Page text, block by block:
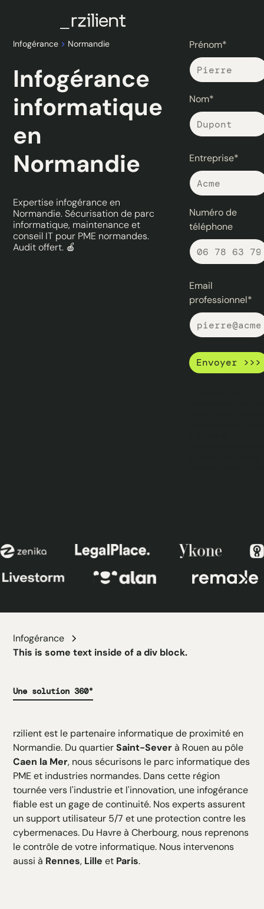
Infogérance Normandie
Infogérance
informatique
en
Normandie
Expertise infogérance en
Normandie. Sécurisation de parc
informatique, maintenance et
conseil IT pour PME normandes.
Audit offert. 🍎
Prénom*
Nom*
Entreprise*
Numéro de
téléphone
Email
professionnel*
Infogérance
This is some text inside of a div block.
Une solution 360°
rzilient est le partenaire informatique de proximité en
Normandie. Du quartierSaint-Severà Rouen au pôle
Caen la Mer, nous sécurisons le parc informatique des
PME et industries normandes. Dans cette région
tournée vers l'industrie et l'innovation, une infogérance
fiable est un gage de continuité. Nos experts assurent
un support utilisateur 5/7 et une protection contre les
cybermenaces. Du Havre à Cherbourg, nous reprenons
le contrôle de votre informatique. Nous intervenons
aussi à Rennes, Lille et Paris.